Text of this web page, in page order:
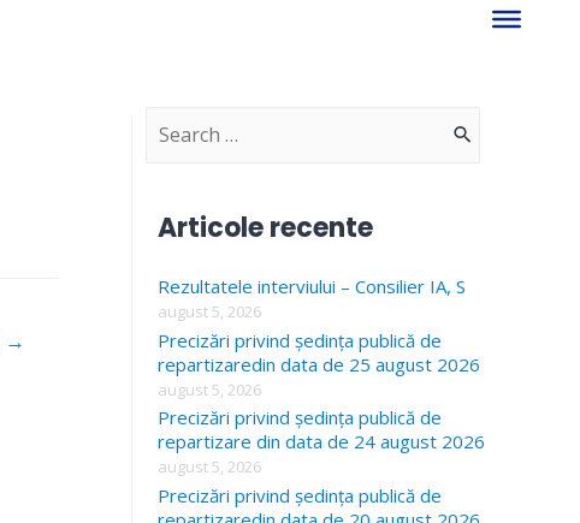
→
S
c
h
f
o
r
:
Articole recente
Rezultatele interviului – Consilier IA, S
august 5, 2026
Precizări privind ședința publică de
repartizaredin data de 25 august 2026
august 5, 2026
Precizări privind ședința publică de
repartizare din data de 24 august 2026
august 5, 2026
Precizări privind ședința publică de